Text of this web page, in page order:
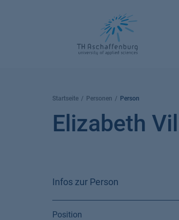
Startseite Personen Person
Elizabeth
Infos zur Person
Position